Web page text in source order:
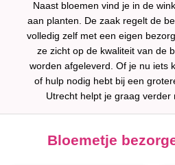
Naast bloemen vind je in de
aan planten. De zaak regelt de
volledig zelf met een eigen
ze zicht op de kwaliteit van de
worden afgeleverd. Of je nu iets
of hulp nodig hebt bij een
Utrecht helpt je graag verder
Bloemetje